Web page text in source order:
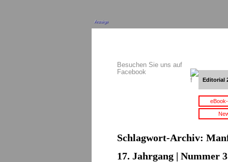
Anzeige
Besuchen Sie uns auf
Facebook
Editorial
Schlagwort-Archiv:
17. Jahrgang | Nummer